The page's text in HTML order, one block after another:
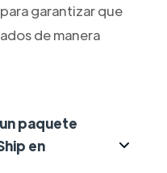
garantizar que
de manera
paquete
en